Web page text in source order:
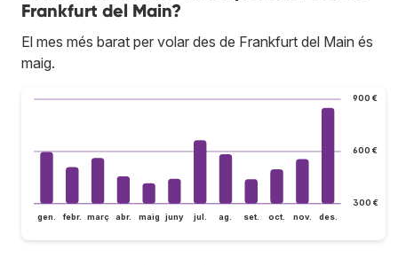
Frankfurt del Main?
El mes més barat per volar des de Frankfurt del Main és
maig.
300 €
600 €
900 €
gen. febr. març abr. maig juny jul. ag. set. oct. nov. des.